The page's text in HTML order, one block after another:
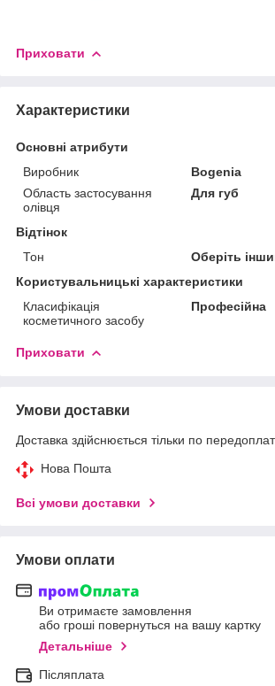
Приховати
Характеристики
Основні атрибути
Виробник
Bogenia
Область застосування
олівця
Для губ
Відтінок
Тон
Оберіть
Користувальницькі характеристики
Класифікація
косметичного засобу
Професійна
Приховати
Умови доставки
Доставка здійснюється тільки по
Нова Пошта
Всі умови доставки
Умови оплати
Ви отримаєте замовлення
або гроші повернуться на вашу картку
Детальніше
Післяплата